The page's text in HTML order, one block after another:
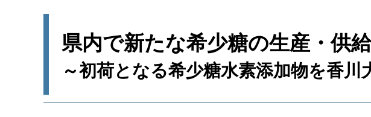
県内で新たな希少糖の生産・供
～初荷となる希少糖水素添加物を香川